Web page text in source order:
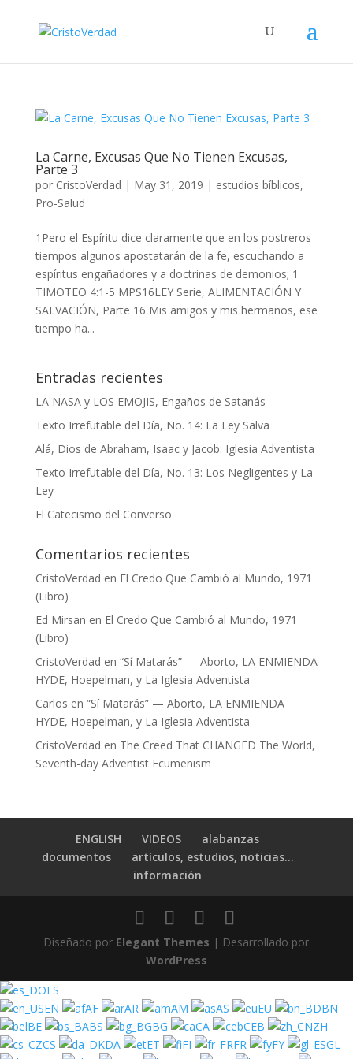
La Carne, Excusas Que No Tienen Excusas,
Parte 3
por CristoVerdad | May 31, 2019 | estudios bíblicos,
Pro-Salud
1Pero el Espíritu dice claramente que en los postreros
tiempos algunos apostatarán de la fe, escuchando a
espíritus engañadores y a doctrinas de demonios; 1
TIMOTEO 4:1-5 MPS16LEY Serie, ALIMENTACIÓN Y
SALVACIÓN, Parte 16 Mis amigos y mis hermanos, ese
tiempo ha...
Entradas recientes
LA NASA y LOS EMOJIS, Engaños de Satanás
Texto Irrefutable del Día, No. 14: La Ley Salva
Alá, Dios de Abraham, Isaac y Jacob: Iglesia Adventista
Texto Irrefutable del Día, No. 13: Los Negligentes y La
Ley
El Catecismo del Converso
Comentarios recientes
CristoVerdad en El Credo Que Cambió al Mundo, 1971
(Libro)
Ed Mirsan en El Credo Que Cambió al Mundo, 1971
(Libro)
CristoVerdad en “Sí Matarás” — Aborto, LA ENMIENDA
HYDE, Hoepelman, y La Iglesia Adventista
Carlos en “Sí Matarás” — Aborto, LA ENMIENDA
HYDE, Hoepelman, y La Iglesia Adventista
CristoVerdad en The Creed That CHANGED The World,
Seventh-day Adventist Ecumenism
ENGLISH VIDEOS
alabanzas
documentos
artículos, estudios, noticias…
información
Diseñado por Elegant Themes | Desarrollado por
WordPress
ES
EN
AF AR AM AS EU
BN
BE
BS BG CA CEB
ZH
CS
DA ET FI FR FY
GL